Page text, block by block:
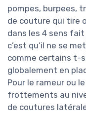
pompes, burpees,
de couture qui tire
dans les 4 sens
c’est qu’il ne se
comme certains t-
globalement en
Pour le rameur ou
frottements au
de coutures